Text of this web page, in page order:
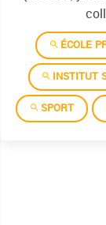
ÉCOLE
INSTITUT
SPORT